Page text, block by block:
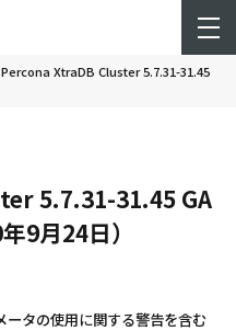
Percona XtraDB Cluster 5.7.31-31.45
5.7.31-31.45 GA
9月24日）
ータの使用に関する警告を含む